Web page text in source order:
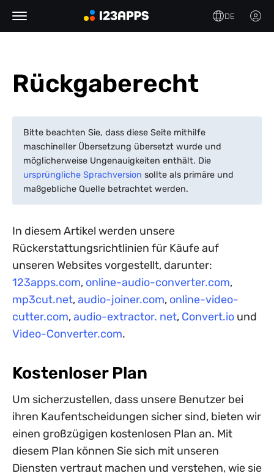
DE
Rückgaberecht
Bitte beachten Sie, dass diese Seite mithilfe
maschineller Übersetzung übersetzt wurde und
möglicherweise Ungenauigkeiten enthält. Die
ursprüngliche Sprachversion sollte als primäre und
maßgebliche Quelle betrachtet werden.
In diesem Artikel werden unsere
Rückerstattungsrichtlinien für Käufe auf
unseren Websites vorgestellt, darunter:
123apps.com, online-audio-converter.com,
mp3cut.net,audio-joiner.com, online-video-
cutter.com,audio-extractor. net, Convert.io und
Video-Converter.com.
Kostenloser Plan
Um sicherzustellen, dass unsere Benutzer bei
ihren Kaufentscheidungen sicher sind, bieten wir
einen großzügigen kostenlosen Plan an. Mit
diesem Plan können Sie sich mit unseren
Diensten vertraut machen und verstehen, wie sie